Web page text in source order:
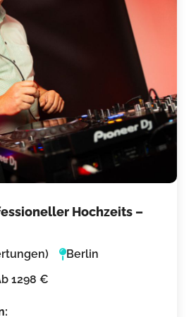
Hochzeits –
Berlin
1298 €